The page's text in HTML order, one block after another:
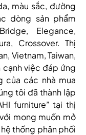
màu sắc, đường
dòng sản phẩm
Elegance,
Crossover. Thị
Vietnam, Taiwan,
cạnh việc đáp ứng
của các nhà mua
tôi đã thành lập
furniture” tại thị
mong muốn mở
thống phân phối